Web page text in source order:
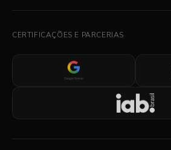
CERTIFICAÇÕES E PARCERIAS